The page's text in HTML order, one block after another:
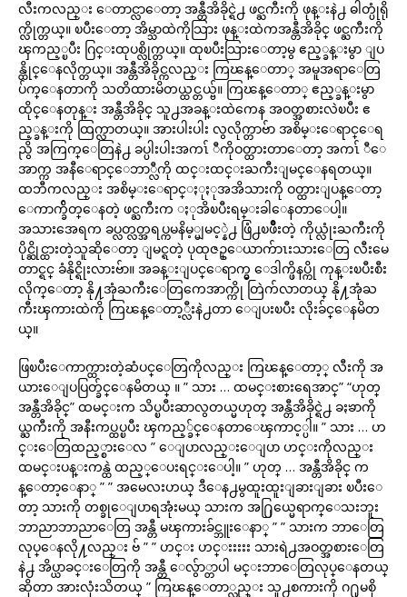
လီးကလည္း ေတာင္လာေတာ့ အန္တီအိခိုင္ရဲ႕ ဖင္ႀကီးကို ဖုန္းနဲ႕ ဓါတ္ပုံရို
က္လိုက္တယ္။ ၿပီးေတာ့ အိမ္သာထဲကိုသြား ဖုန္းထဲကအန္တီအိခိုင္ ဖင္ႀကီးကို
ၾကည့္ၿပီး ဂြင္းထုပစ္လိုက္တယ္။ ထုၿပီးသြားေတာ့မွ ဧည့္ခန္းမွာ ျပ
န္ထိုင္ေနလိုက္တယ္။ အန္တီအိခိုင္ကလည္း ကြၽန္ေတာ္ အမူအရာေတြ
ပ်က္ေနတာကို သတိထားမိတယ္ထင္တယ္ဗ်။ ကြၽန္ေတာ္ ဧည့္ခန္းမွာ
ထိုင္ေနတုန္း အန္တီအိခိုင္ သူ႕အခန္းထဲကေန အဝတ္အစားလဲၿပီး ဧ
ည့္ခန္းကို ထြက္လာတယ္။ အားပါးပါး လွလိုက္တာဗ်ာ အစိမ္းေရာင္ေရ
ညွိ အကြက္ေတြနဲ႕ ခပ္ပါးပါးအကၤ် ီကိုဝတ္ထားတာေတာ့ အကၤ် ီေ
အာက္က အနီေရာင္ေဘာ္လီကို ထင္းထင္းႀကီးျမင္ေနရတယ္။
ထဘီကလည္း အစိမ္းေရာင္ႏုႏုအအိသားကို ဝတ္ထားျပန္ေတာ့
ေကာက္ခ်ိတ္ေနတဲ့ ဖင္ႀကီးက ႏုအိၿပီးရမ္းခါေနတာေပါ့။
အသားအေရက ခပ္လတ္လတ္အရပ္ကမနိမ့္မျမင့္နဲ႕ ဖြံ႕ၿဖိဳးတဲ့ ကိုယ္လုံးႀကီးကို
ပိုင္ဆိုင္ထားတဲ့သူဆိုေတာ့ ျမင္ရတဲ့ ပုထုဇဥ္ေယာက်ာၤးသားေတြ လီးမေ
တာင္ရင္ ခံနိုင္ရိုးလားဗ်ာ။ အခန္းျပင္ေရာက္မွ ေဒါက္ဖိနပ္ကို ကုန္းၿပီးစီး
လိုက္ေတာ့ နို႔အုံႀကီးေတြကေအာက္ကို တြဲက်လာတယ္ နို႔အုံႀ
ကီးၾကားထဲကို ကြၽန္ေတာ့္လီးနဲ႕တာ ေျပးၿပီး လိုးခ်င္ေနမိတ
ယ္။
ဖြၿပီးေကာက္ထားတဲ့ဆံပင္ေတြကိုလည္း ကြၽန္ေတာ့္ လီးကို အ
ယားေျပပြတ္ခ်င္ေနမိတယ္ ။ ” သား … ထမင္းစားရေအာင္” “ဟုတ္
အန္တီအိခိုင္” ထမင္းက သိပ္ၿပီးဆာလွတယ္မဟုတ္ အန္တီအိခိုင္ရဲ႕ ခႏၶာကို
ယ္ႀကီးကို အနီးကပ္ထပ္ၿပီး ၾကည့္ခ်င္ေနတာေၾကာင့္ပါ။ ” သား … ဟ
င္းေတြထည့္စားေလ ” ေျပာလည္းေျပာ ဟင္းကိုလည္း
ထမင္းပန္းကန္ထဲ ထည့္ေပးရင္းေပါ့။ ” ဟုတ္ … အန္တီအိခိုင္ က
န္ေတာ့ေနာ္ ” ” အမေလးဟယ္ ဒီေန႕မွထူးထူးျခားျခား ၿပီးေ
တာ့ သားကို တစ္ခုေျပာရအုံးမယ္ သားက အ႐ြယ္မေရာက္ေသးဘူး
ဘာညာဘာညာေတြ အန္တီ မၾကားခ်င္ဘူးေနာ္ ” ” သားက ဘာေတြ
လုပ္ေနလို႔လည္း ဗ် ” ” ဟင္း ဟင္းးးးး သားရဲ႕အဝတ္အစားေတြ
နဲ႕ အိပ္ယာခင္းေတြကို အန္တီ ေလွ်ာ္တာပါ မင္းဘာေတြလုပ္ေနတယ္
ဆိုတာ အားလုံးသိတယ္ ” ကြၽန္ေတာ္လည္း သူ႕စကားကို ဂ႐ုမစို